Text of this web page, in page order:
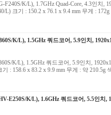
F240S/K/L), 1.7GHz Quad-Core, 4.3인치
L) 크기 : 150.2 x 76.1 x 9.4 mm 무게 :
K/L), 1.5GHz 쿼드코어, 5.9인치,
K/L), 1.5GHz 쿼드코어, 5.9인치,
: 158.6 x 83.2 x 9.9 mm 무게 : 약 210.5g
E250S/K/L), 1.6GHz 쿼드코어, 5.5인치,